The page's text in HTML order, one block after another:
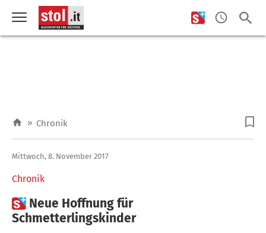
» Chronik
Chronik
Mittwoch, 8. November 2017
 Neue Hoffnung für
Schmetterlingskinder